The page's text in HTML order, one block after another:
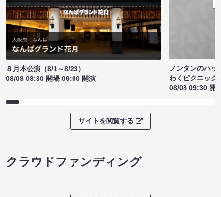
８月本公演（8/1～8/23）
08/08 08:30 開場 09:00 開演
ノンタンのハッ
わくピクニック
08/08 09:30 開
サイトを閲覧する
クラウドファンディング